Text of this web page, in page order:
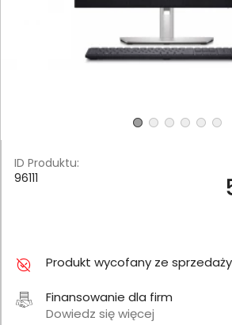
ID Produktu:
96111
Produkt wycofany ze sprzedaży
Finansowanie dla firm
Dowiedz się więcej